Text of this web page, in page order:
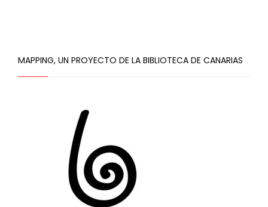
MAPPING, UN PROYECTO DE LA BIBLIOTECA DE CANARIAS